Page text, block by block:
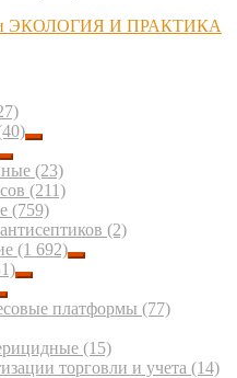
ЭКОЛОГИЯ И ПРАКТИКА
(23)
(211)
(759)
(2)
(1 692)
платформы (77)
(15)
торговли и учета (14)